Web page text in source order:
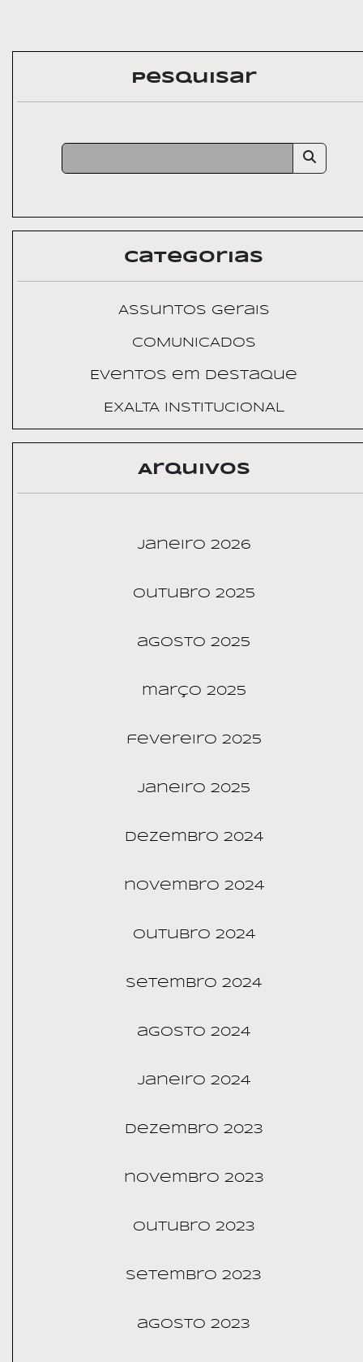
Pesquisar
Categorias
Assuntos Gerais
COMUNICADOS
Eventos em Destaque
EXALTA INSTITUCIONAL
Arquivos
janeiro 2026
outubro 2025
agosto 2025
março 2025
fevereiro 2025
janeiro 2025
dezembro 2024
novembro 2024
outubro 2024
setembro 2024
agosto 2024
janeiro 2024
dezembro 2023
novembro 2023
outubro 2023
setembro 2023
agosto 2023